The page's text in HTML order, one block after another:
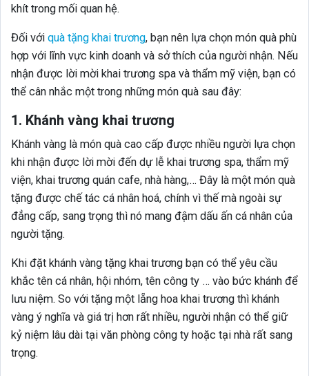
khít trong mối quan hệ.
Đối với quà tặng khai trương, bạn nên lựa chọn món quà phù
hợp với lĩnh vực kinh doanh và sở thích của người nhận. Nếu
nhận được lời mời khai trương spa và thẩm mỹ viện, bạn có
thể cân nhắc một trong những món quà sau đây:
1. Khánh vàng khai trương
Khánh vàng là món quà cao cấp được nhiều người lựa chọn
khi nhận được lời mời đến dự lễ khai trương spa, thẩm mỹ
viện, khai trương quán cafe, nhà hàng,… Đây là một món quà
tặng được chế tác cá nhân hoá, chính vì thế mà ngoài sự
đẳng cấp, sang trọng thì nó mang đậm dấu ấn cá nhân của
người tặng.
Khi đặt khánh vàng tặng khai trương bạn có thể yêu cầu
khắc tên cá nhân, hội nhóm, tên công ty … vào bức khánh để
lưu niệm. So với tặng một lẵng hoa khai trương thì khánh
vàng ý nghĩa và giá trị hơn rất nhiều, người nhận có thể giữ
kỷ niệm lâu dài tại văn phòng công ty hoặc tại nhà rất sang
trọng.